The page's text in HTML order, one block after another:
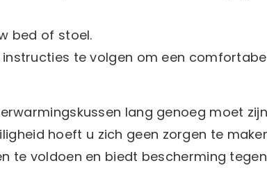
bed of stoel.
te volgen om een
lang genoeg moet
hoeft u zich geen zorgen te
te voldoen en biedt bescherming tegen